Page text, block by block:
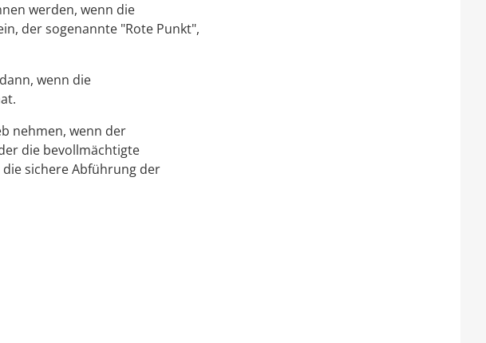
werden, wenn die
der sogenannte "Rote Punkt",
wenn die
nehmen, wenn der
die bevollmächtigte
sichere Abführung der